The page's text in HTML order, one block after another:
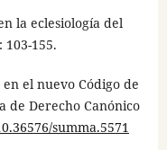
la eclesiología del
155.
el nuevo Código de
de Derecho Canónico
summa.5571